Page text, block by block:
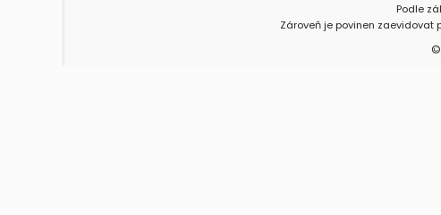
Podle
Zároveň je povinen zaevidovat
©